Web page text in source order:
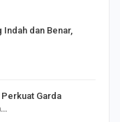
dan Benar,
Garda